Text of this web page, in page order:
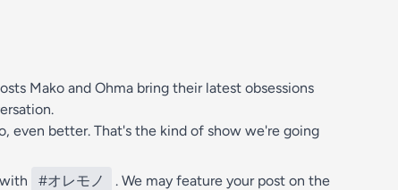
Mako and Ohma bring their latest obsessions
better. That's the kind of show we're going
#オレモノ
. We may feature your post on the